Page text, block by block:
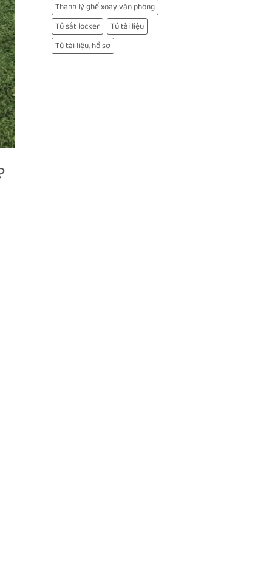
Thanh lý ghế xoay văn phòng
Tủ sắt locker
Tủ tài liệu
Tủ tài liệu, hồ sơ